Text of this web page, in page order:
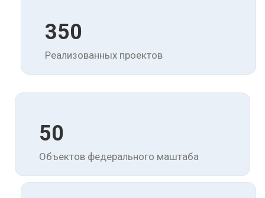
350
Реализованных проектов
50
Объектов федерального маштаба